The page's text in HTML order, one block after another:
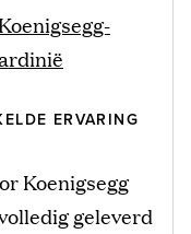
ERVARING
Koenigsegg
geleverd